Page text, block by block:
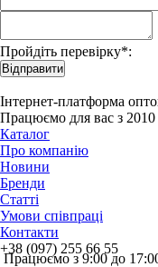
Пройдіть перевірку*:
Відправити
Інтернет-платформа
Працюємо для вас з 2010
Каталог
Про компанію
Новини
Бренди
Статті
Умови співпраці
Контакти
+38 (097) 255 66 55
Працюємо з 9:00 до